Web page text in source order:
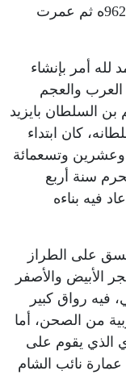
المفلفل والأرز بالعسل، فاحترقت سنة 962ه ثم عمرت
أمر بإنشاء
العرب والعجم
السلطان بايزيد
كان ابتداء
وتسعمائة
سنة أربع
فيه بناءه
على الطراز
الأبيض والأصفر
فيه رواق كبير
من الصحن، أما
الذي يقوم على
نائب الشام